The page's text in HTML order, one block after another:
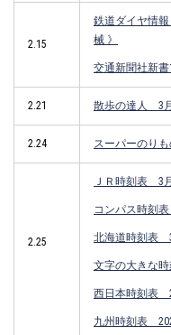
2.15
鉄道ダイヤ情
械 》
交通新聞社新
2.21 散歩の達人 3
2.24 スーパーのり
2.25
ＪＲ時刻表 3
コンパス時刻
北海道時刻表
文字の大きな
西日本時刻表
九州時刻表